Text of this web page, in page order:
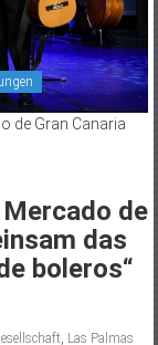
de Gran Canaria
de
das
boleros“
, Las Palmas